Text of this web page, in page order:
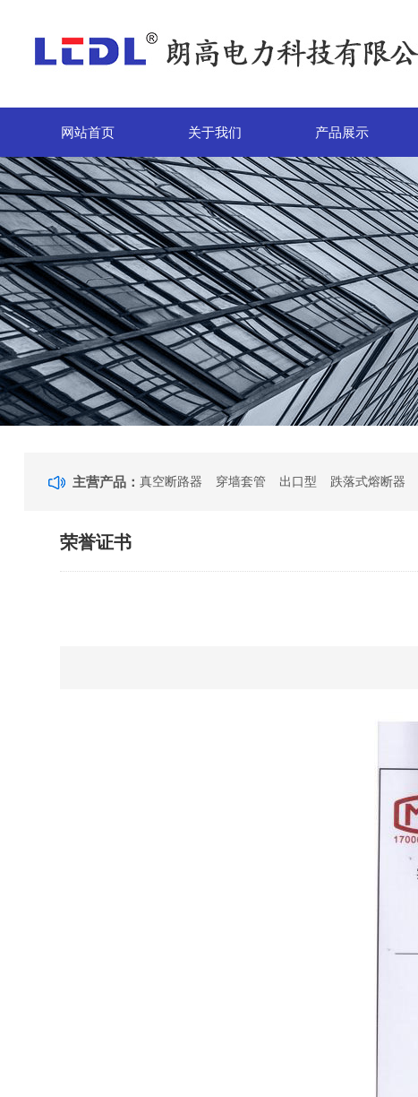
网站首页 关于我们 产品展示
主营产品：真空断路器 穿墙套管 出口型 跌落式熔断器
荣誉证书